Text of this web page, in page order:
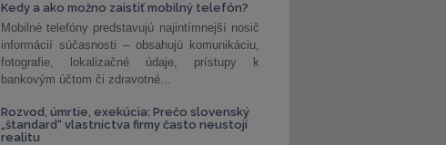
Kedy a ako možno zaistiť mobilný telefón?
Mobilné telefóny predstavujú najintímnejší nosič
informácií súčasnosti – obsahujú komunikáciu,
fotografie, lokalizačné údaje, prístupy k
bankovým účtom či zdravotné...
Rozvod, úmrtie, exekúcia: Prečo slovenský
„štandard“ vlastníctva firmy často neustojí
realitu